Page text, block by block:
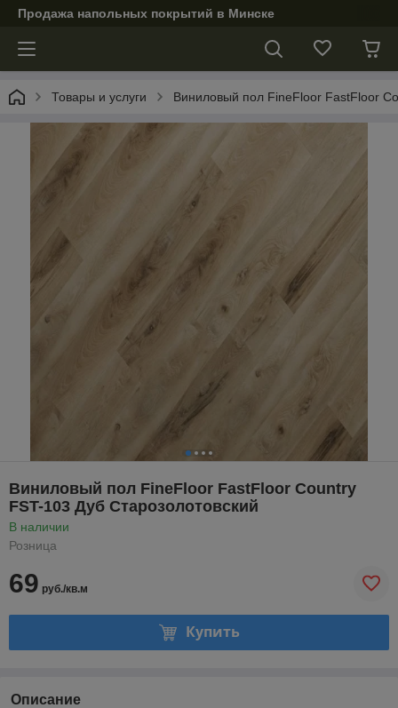
Продажа напольных покрытий в Минске
Товары и услуги Виниловый пол FineFloor FastFloor
Виниловый пол FineFloor FastFloor Country
FST-103 Дуб Старозолотовский
В наличии
Розница
69 руб./кв.м
Купить
Описание